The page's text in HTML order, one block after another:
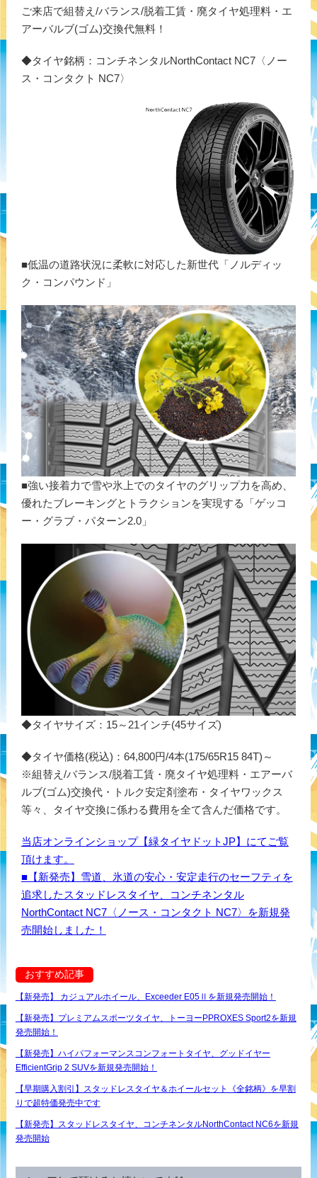
ご来店で組替え/バランス/脱着工賃・廃タイヤ処理料・エ
アーバルブ(ゴム)交換代無料！
◆タイヤ銘柄：コンチネンタルNorthContact NC7〈ノー
ス・コンタクト NC7〉
■低温の道路状況に柔軟に対応した新世代「ノルディッ
ク・コンパウンド」
■強い接着力で雪や氷上でのタイヤのグリップ力を高め、
優れたブレーキングとトラクションを実現する「ゲッコ
ー・グラブ・パターン2.0」
◆タイヤサイズ：15～21インチ(45サイズ)
◆タイヤ価格(税込)：64,800円/4本(175/65R15 84T)～
※組替え/バランス/脱着工賃・廃タイヤ処理料・エアーバ
ルブ(ゴム)交換代・トルク安定剤塗布・タイヤワックス
等々、タイヤ交換に係わる費用を全て含んだ価格です。
当店オンラインショップ【緑タイヤドットJP】にてご覧
頂けます。
■【新発売】雪道、氷道の安心・安定走行のセーフティを
追求したスタッドレスタイヤ、コンチネンタル
NorthContact NC7〈ノース・コンタクト NC7〉を新規発
売開始しました！
おすすめ記事
【新発売】 カジュアルホイール、Exceeder E05Ⅱを新規発売開始！
【新発売】プレミアムスポーツタイヤ、トーヨーPPROXES Sport2を新規
発売開始！
【新発売】ハイパフォーマンスコンフォートタイヤ、グッドイヤー
EfficientGrip 2 SUVを新規発売開始！
【早期購入割引】スタッドレスタイヤ＆ホイールセット《全銘柄》を早割
りで超特価発売中です
【新発売】スタッドレスタイヤ、コンチネンタルNorthContact NC6を新規
発売開始